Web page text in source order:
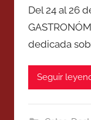
Del 24 al 26
dedicada
Seguir